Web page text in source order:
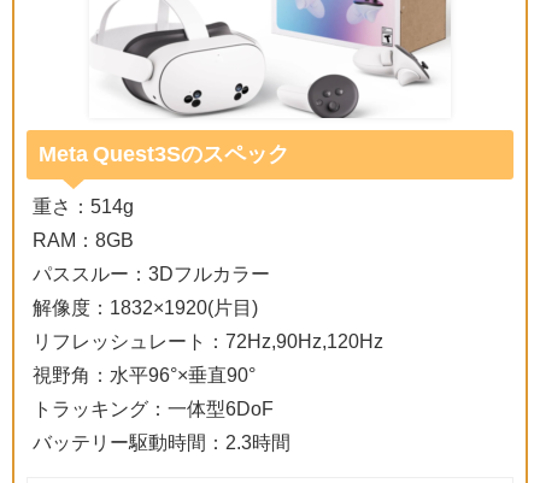
Meta Quest3Sのスペック
重さ：514g
RAM：8GB
パススルー：3Dフルカラー
解像度：1832×1920(片目)
リフレッシュレート：72Hz,90Hz,120Hz
視野角：水平96°×垂直90°
トラッキング：一体型6DoF
バッテリー駆動時間：2.3時間